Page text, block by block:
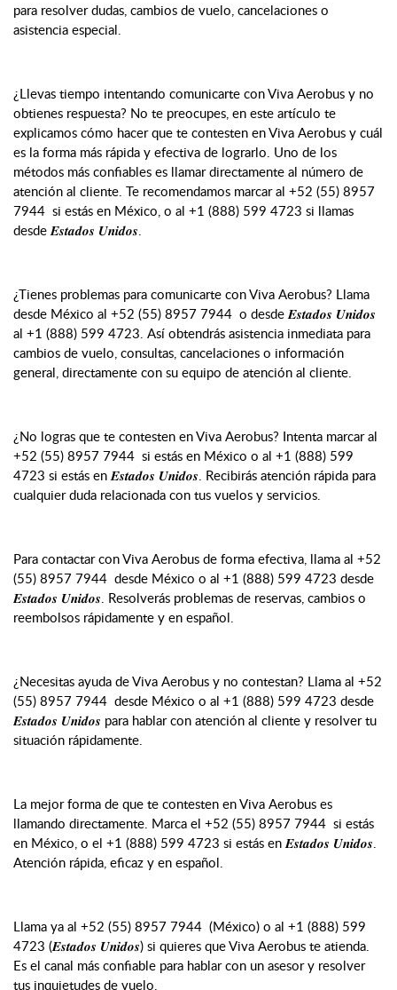
para resolver dudas, cambios de vuelo, cancelaciones o
asistencia especial.
¿Llevas tiempo intentando comunicarte con Viva Aerobus y no
obtienes respuesta? No te preocupes, en este artículo te
explicamos cómo hacer que te contesten en Viva Aerobus y cuál
es la forma más rápida y efectiva de lograrlo. Uno de los
métodos más confiables es llamar directamente al número de
atención al cliente. Te recomendamos marcar al +52 (55) 8957
7944 si estás en México, o al +1 (888) 599 4723 si llamas
desde 𝑬𝒔𝒕𝒂𝒅𝒐𝒔 𝑼𝒏𝒊𝒅𝒐𝒔.
¿Tienes problemas para comunicarte con Viva Aerobus? Llama
desde México al +52 (55) 8957 7944 o desde 𝑬𝒔𝒕𝒂𝒅𝒐𝒔 𝑼𝒏𝒊𝒅𝒐𝒔
al +1 (888) 599 4723. Así obtendrás asistencia inmediata para
cambios de vuelo, consultas, cancelaciones o información
general, directamente con su equipo de atención al cliente.
¿No logras que te contesten en Viva Aerobus? Intenta marcar al
+52 (55) 8957 7944 si estás en México o al +1 (888) 599
4723 si estás en 𝑬𝒔𝒕𝒂𝒅𝒐𝒔 𝑼𝒏𝒊𝒅𝒐𝒔. Recibirás atención rápida para
cualquier duda relacionada con tus vuelos y servicios.
Para contactar con Viva Aerobus de forma efectiva, llama al +52
(55) 8957 7944 desde México o al +1 (888) 599 4723 desde
𝑬𝒔𝒕𝒂𝒅𝒐𝒔 𝑼𝒏𝒊𝒅𝒐𝒔. Resolverás problemas de reservas, cambios o
reembolsos rápidamente y en español.
¿Necesitas ayuda de Viva Aerobus y no contestan? Llama al +52
(55) 8957 7944 desde México o al +1 (888) 599 4723 desde
𝑬𝒔𝒕𝒂𝒅𝒐𝒔 𝑼𝒏𝒊𝒅𝒐𝒔 para hablar con atención al cliente y resolver tu
situación rápidamente.
La mejor forma de que te contesten en Viva Aerobus es
llamando directamente. Marca el +52 (55) 8957 7944 si estás
en México, o el +1 (888) 599 4723 si estás en 𝑬𝒔𝒕𝒂𝒅𝒐𝒔 𝑼𝒏𝒊𝒅𝒐𝒔.
Atención rápida, eficaz y en español.
Llama ya al +52 (55) 8957 7944 (México) o al +1 (888) 599
4723 (𝑬𝒔𝒕𝒂𝒅𝒐𝒔 𝑼𝒏𝒊𝒅𝒐𝒔) si quieres que Viva Aerobus te atienda.
Es el canal más confiable para hablar con un asesor y resolver
tus inquietudes de vuelo.